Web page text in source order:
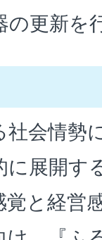
の更新を
会情勢
に展開す
覚と経営